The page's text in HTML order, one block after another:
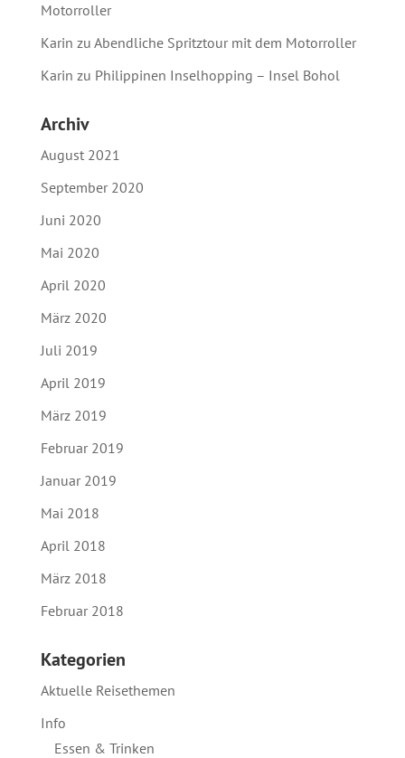
Motorroller
Karin zu Abendliche Spritztour mit dem Motorroller
Karin zu Philippinen Inselhopping – Insel Bohol
Archiv
August 2021
September 2020
Juni 2020
Mai 2020
April 2020
März 2020
Juli 2019
April 2019
März 2019
Februar 2019
Januar 2019
Mai 2018
April 2018
März 2018
Februar 2018
Kategorien
Aktuelle Reisethemen
Info
Essen & Trinken